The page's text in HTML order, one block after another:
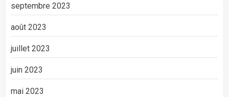
septembre 2023
août 2023
juillet 2023
juin 2023
mai 2023